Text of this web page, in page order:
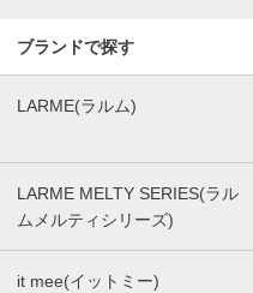
ブランドで探す
LARME(ラルム)
LARME MELTY SERIES(ラル
ムメルティシリーズ)
it mee(イットミー)